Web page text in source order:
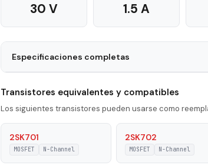
30 V 1.5 A
Especificaciones completas
Type of Control Channel
Transistores equivalentes y compatibles
Los siguientes transistores pueden usarse como
2SK701
MOSFET N-Channel
2SK702
MOSFET N-Channel